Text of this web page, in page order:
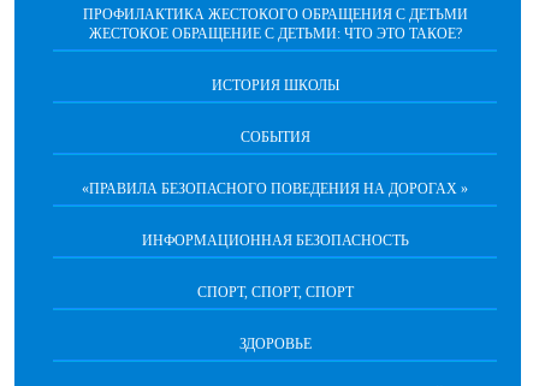
ПРОФИЛАКТИКА ЖЕСТОКОГО ОБРАЩЕНИЯ С ДЕТЬМИ
ЖЕСТОКОЕ ОБРАЩЕНИЕ С ДЕТЬМИ: ЧТО ЭТО ТАКОЕ?
ИСТОРИЯ ШКОЛЫ
СОБЫТИЯ
«ПРАВИЛА БЕЗОПАСНОГО ПОВЕДЕНИЯ НА ДОРОГАХ »
ИНФОРМАЦИОННАЯ БЕЗОПАСНОСТЬ
СПОРТ, СПОРТ, СПОРТ
ЗДОРОВЬЕ